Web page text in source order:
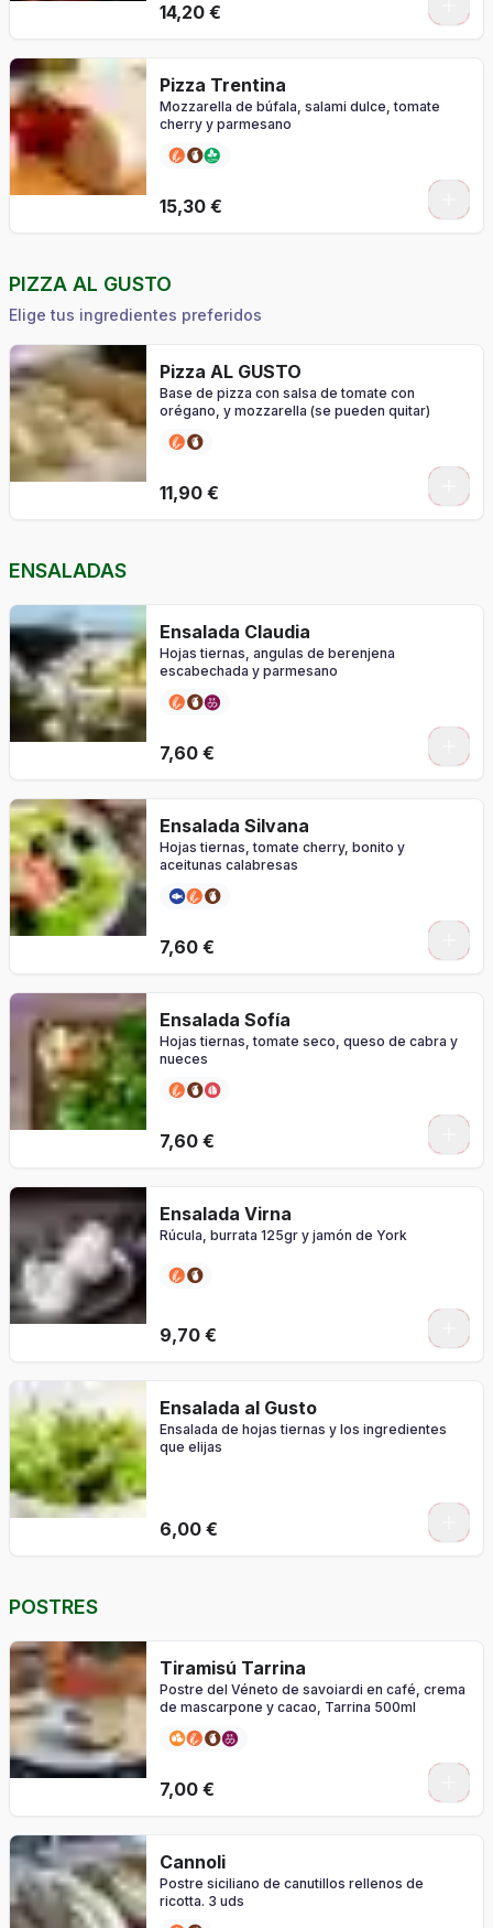
14,20 €
Pizza Trentina
Mozzarella de búfala, salami dulce, tomate
cherry y parmesano
15,30 €
PIZZA AL GUSTO
Elige tus ingredientes preferidos
Pizza AL GUSTO
Base de pizza con salsa de tomate con
orégano, y mozzarella (se pueden quitar)
11,90 €
ENSALADAS
Ensalada Claudia
Hojas tiernas, angulas de berenjena
escabechada y parmesano
7,60 €
Ensalada Silvana
Hojas tiernas, tomate cherry, bonito y
aceitunas calabresas
7,60 €
Ensalada Sofía
Hojas tiernas, tomate seco, queso de cabra y
nueces
7,60 €
Ensalada Virna
Rúcula, burrata 125gr y jamón de York
9,70 €
Ensalada al Gusto
Ensalada de hojas tiernas y los ingredientes
que elijas
6,00 €
POSTRES
Tiramisú Tarrina
Postre del Véneto de savoiardi en café, crema
de mascarpone y cacao, Tarrina 500ml
7,00 €
Cannoli
Postre siciliano de canutillos rellenos de
ricotta. 3 uds